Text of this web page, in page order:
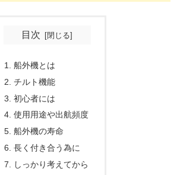
目次
船外機とは
チルト機能
初心者には
使用用途や出航頻度
船外機の寿命
長く付き合う為に
しっかり考えてから